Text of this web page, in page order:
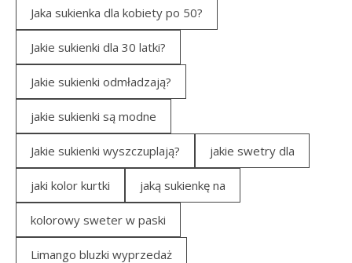
Jaka sukienka dla kobiety po 50?
Jakie sukienki dla 30 latki?
Jakie sukienki odmładzają?
jakie sukienki są modne
Jakie sukienki wyszczuplają? jakie swetry dla
jaki kolor kurtki jaką sukienkę na
kolorowy sweter w paski
Limango bluzki wyprzedaż